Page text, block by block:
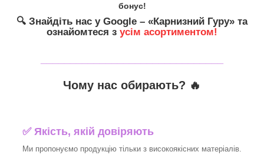
бонус!
🔍 Знайдіть нас у Google – «Карнизний Гуру» та
ознайомтеся з усім асортиментом!
Чому нас обирають? 🔥
✅Якість, якій довіряють
Ми пропонуємо продукцію тільки з високоякісних матеріалів.